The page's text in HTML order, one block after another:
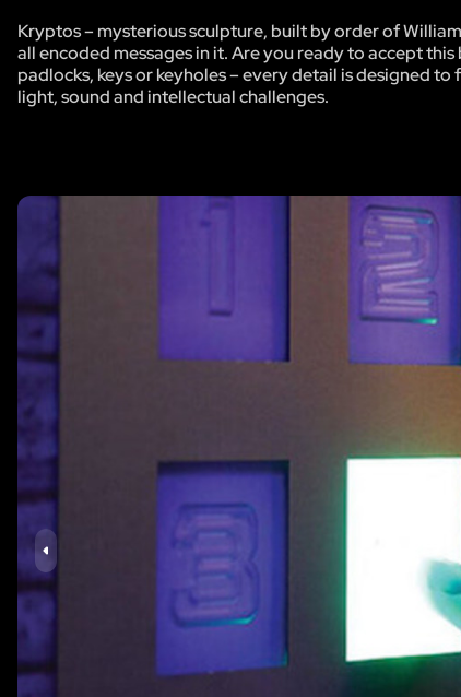
Kryptos – mysterious sculpture, built by order of
all encoded messages in it. Are you ready to accept
padlocks, keys or keyholes – every detail is designed
light, sound and intellectual challenges.